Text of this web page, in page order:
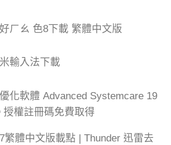
ㄏㄠ 色8下載 繁體中文版
輸入法下載
化軟體 Advanced Systemcare 19
授權註冊碼免費取得
繁體中文版載點 | Thunder 迅雷去